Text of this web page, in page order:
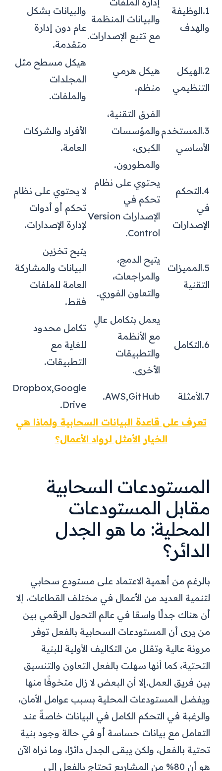
1.الوظيفة
والهدف
والبيانات المنظمة
مع تتبع الإصدارات.
والبيانات بشكل
عام دون إدارة
متقدمة.
2.الهيكل
التنظيمي
هيكل هرمي
منظم.
هيكل مسطح مثل
المجلدات
والملفات.
3.المستخدم
الأساسي
الفرق التقنية،
والمؤسسات
الكبرى،
والمطورون.
الأفراد والشركات
العامة.
4.التحكم
في
الإصدارات
يحتوي على نظام
تحكم في
الإصدارات Version
Control.
لا يحتوي على نظام
تحكم أو أدوات
لإدارة الإصدارات.
5.المميزات
التقنية
يتيح الدمج،
والمراجعات،
والتعاون الفوري.
يتيح تخزين
البيانات والمشاركة
العامة للملفات
فقط.
6.التكامل
يعمل بتكامل عالٍ
مع الأنظمة
والتطبيقات
الأخرى.
تكامل محدود
للغاية مع
التطبيقات.
7.الأمثلة AWS,GitHub.
Dropbox,Google
Drive.
تعرف على قاعدة البيانات السحابية ولماذا هي
الخيار الأمثل لرواد الأعمال؟
المستودعات السحابية
مقابل المستودعات
المحلية: ما هو الجدل
الدائر؟
بالرغم من أهمية الاعتماد على مستودع سحابي
لتنمية العديد من الأعمال في مختلف القطاعات، إلا
أن هناك جدلًا واسعًا في عالم التحول الرقمي بين
من يرى أن المستودعات السحابية بالفعل توفر
مرونة عالية وتقلل من التكاليف الأولية للبنية
التحتية، كما أنها سهلت بالفعل التعاون والتنسيق
بين فريق العمل.إلا أن البعض لا زال متخوفًا منها
ويفضل المستودعات المحلية بسبب عوامل الأمان،
والرغبة في التحكم الكامل في البيانات خاصةً عند
التعامل مع بيانات حساسة أو في حالة وجود بنية
تحتية بالفعل، ولكن يبقى الجدل دائرًا، وما نراه الآن
هو أن 80% من المشاريع تحتاج بالفعل إلى